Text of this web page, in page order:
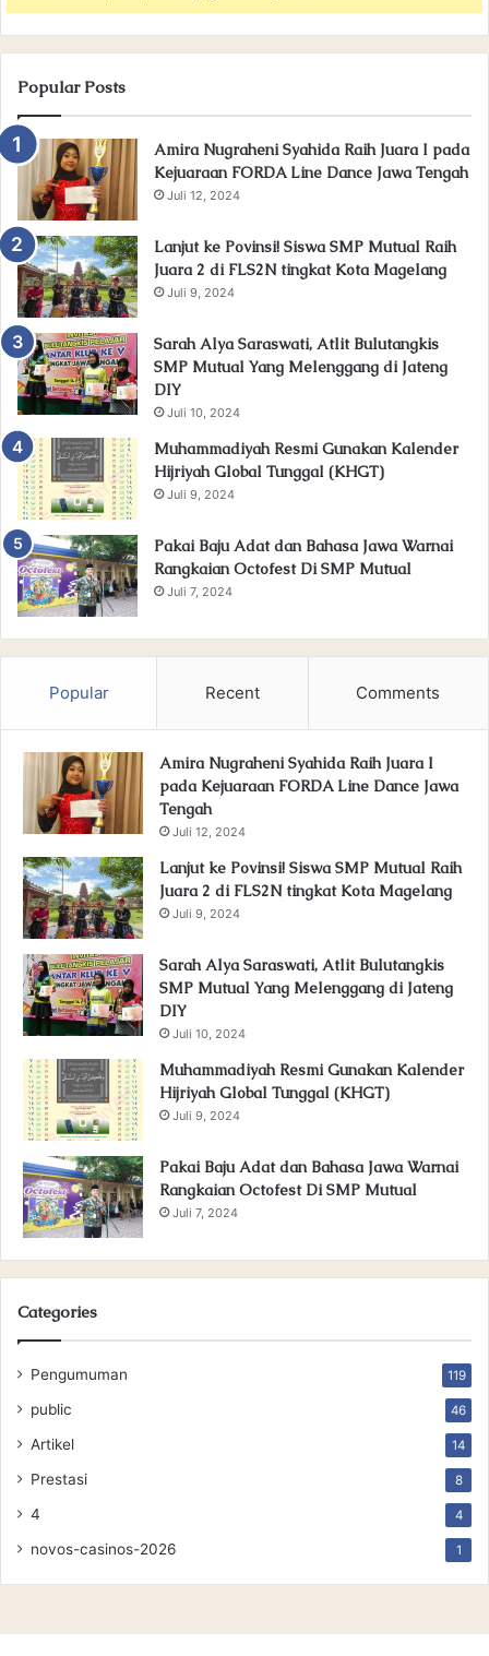
Popular Posts
Amira Nugraheni Syahida Raih Juara I pada
Kejuaraan FORDA Line Dance Jawa Tengah
Juli 12, 2024
Lanjut ke Povinsi! Siswa SMP Mutual Raih
Juara 2 di FLS2N tingkat Kota Magelang
Juli 9, 2024
Sarah Alya Saraswati, Atlit Bulutangkis
SMP Mutual Yang Melenggang di Jateng
DIY
Juli 10, 2024
Muhammadiyah Resmi Gunakan Kalender
Hijriyah Global Tunggal (KHGT)
Juli 9, 2024
Pakai Baju Adat dan Bahasa Jawa Warnai
Rangkaian Octofest Di SMP Mutual
Juli 7, 2024
Popular Recent Comments
Amira Nugraheni Syahida Raih Juara I
pada Kejuaraan FORDA Line Dance Jawa
Tengah
Juli 12, 2024
Lanjut ke Povinsi! Siswa SMP Mutual Raih
Juara 2 di FLS2N tingkat Kota Magelang
Juli 9, 2024
Sarah Alya Saraswati, Atlit Bulutangkis
SMP Mutual Yang Melenggang di Jateng
DIY
Juli 10, 2024
Muhammadiyah Resmi Gunakan Kalender
Hijriyah Global Tunggal (KHGT)
Juli 9, 2024
Pakai Baju Adat dan Bahasa Jawa Warnai
Rangkaian Octofest Di SMP Mutual
Juli 7, 2024
Categories
Pengumuman 119
public 46
Artikel 14
Prestasi 8
4 4
novos-casinos-2026 1